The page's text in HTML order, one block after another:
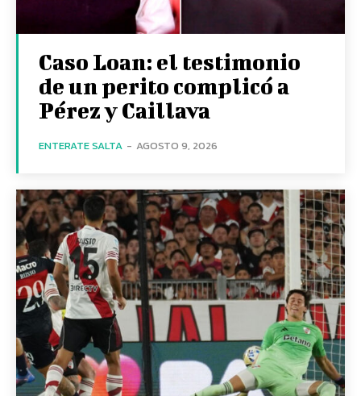
Caso Loan: el testimonio
de un perito complicó a
Pérez y Caillava
ENTERATE SALTA - AGOSTO 9, 2026